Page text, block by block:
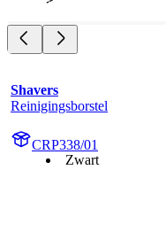
Shavers
Reinigingsborstel
CRP338/01
Zwart